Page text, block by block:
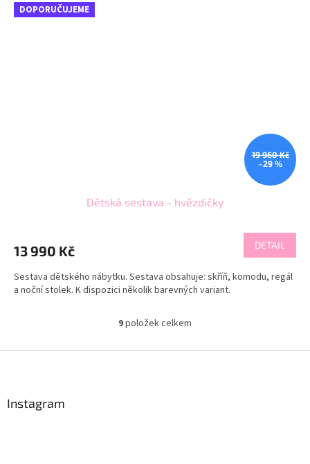
DOPORUČUJEME
19 960 Kč
–29 %
Dětská sestava - hvězdičky
13 990 Kč DETAIL
Sestava dětského nábytku. Sestava obsahuje: skříň, komodu, regál
a noční stolek. K dispozici několik barevných variant.
O
l
9položek celkem
Instagram